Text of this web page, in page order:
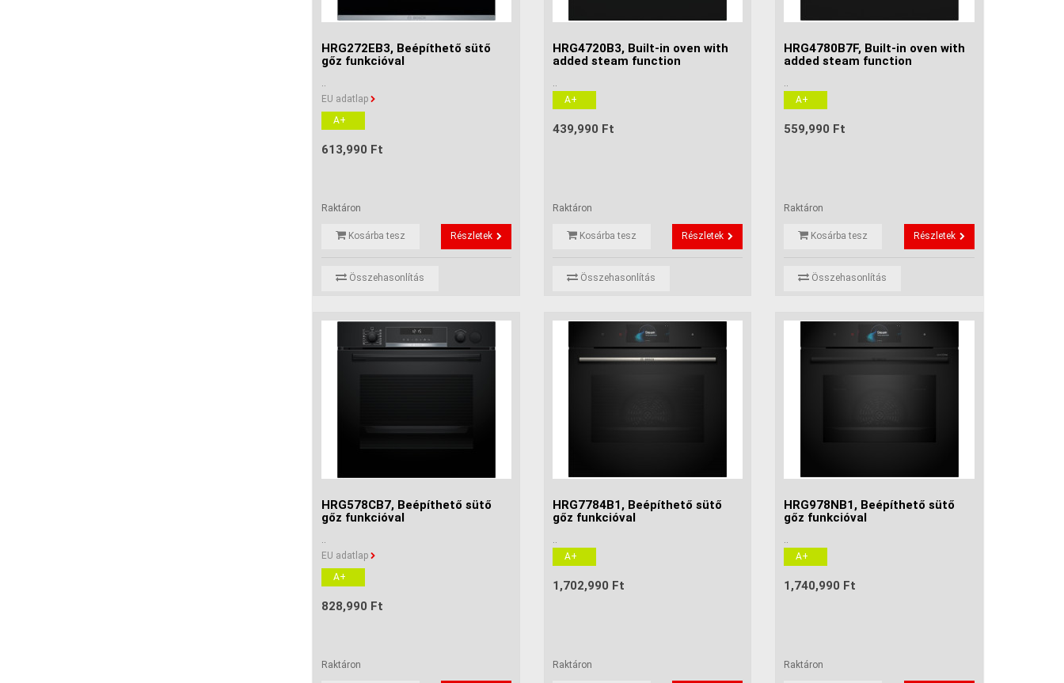
HRG272EB3, Beépíthető sütő
gőz funkcióval
EU adatlap
A+
613,990 Ft
Raktáron
Kosárba tesz Részletek
Összehasonlítás
HRG4720B3, Built-in oven with
added steam function
A+
439,990 Ft
Raktáron
Kosárba tesz Részletek
Összehasonlítás
HRG4780B7F, Built-in oven with
added steam function
A+
559,990 Ft
Raktáron
Kosárba tesz Részletek
Összehasonlítás
HRG578CB7, Beépíthető sütő
gőz funkcióval
EU adatlap
A+
828,990 Ft
Raktáron
HRG7784B1, Beépíthető sütő
gőz funkcióval
A+
1,702,990 Ft
Raktáron
HRG978NB1, Beépíthető sütő
gőz funkcióval
A+
1,740,990 Ft
Raktáron